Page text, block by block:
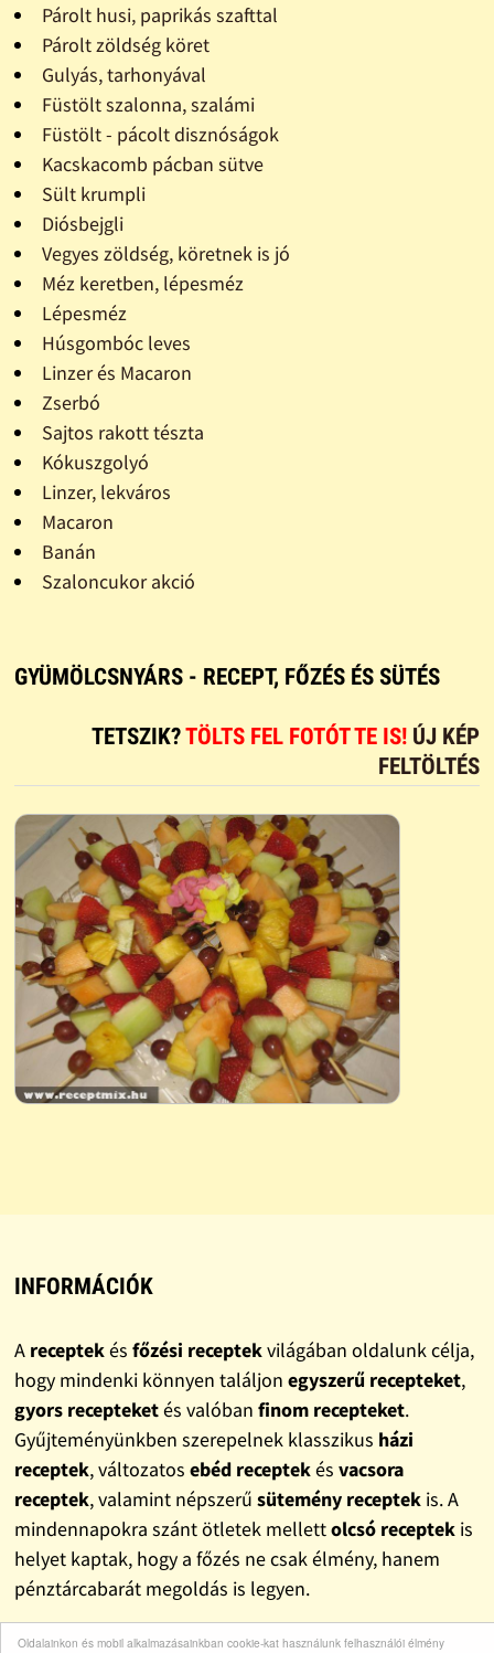
Oldalainkon és mobil alkalmazásainkban cookie-kat használunk felhasználói élmény
Párolt husi, paprikás szafttal
Párolt zöldség köret
Gulyás, tarhonyával
Füstölt szalonna, szalámi
Füstölt - pácolt disznóságok
Kacskacomb pácban sütve
Sült krumpli
Diósbejgli
Vegyes zöldség, köretnek is jó
Méz keretben, lépesméz
Lépesméz
Húsgombóc leves
Linzer és Macaron
Zserbó
Sajtos rakott tészta
Kókuszgolyó
Linzer, lekváros
Macaron
Banán
Szaloncukor akció
GYÜMÖLCSNYÁRS - RECEPT, FŐZÉS ÉS SÜTÉS
TETSZIK?TÖLTS FEL FOTÓT TE IS! ÚJ KÉP
FELTÖLTÉS
INFORMÁCIÓK
A receptekés főzési receptekvilágában oldalunk célja,
hogy mindenki könnyen találjon egyszerű recepteket,
gyors recepteketés valóban finom recepteket.
Gyűjteményünkben szerepelnek klasszikus házi
receptek, változatos ebéd receptekés vacsora
receptek, valamint népszerű sütemény receptekis. A
mindennapokra szánt ötletek mellettolcsó receptekis
helyet kaptak, hogy a főzés ne csak élmény, hanem
pénztárcabarát megoldás is legyen.